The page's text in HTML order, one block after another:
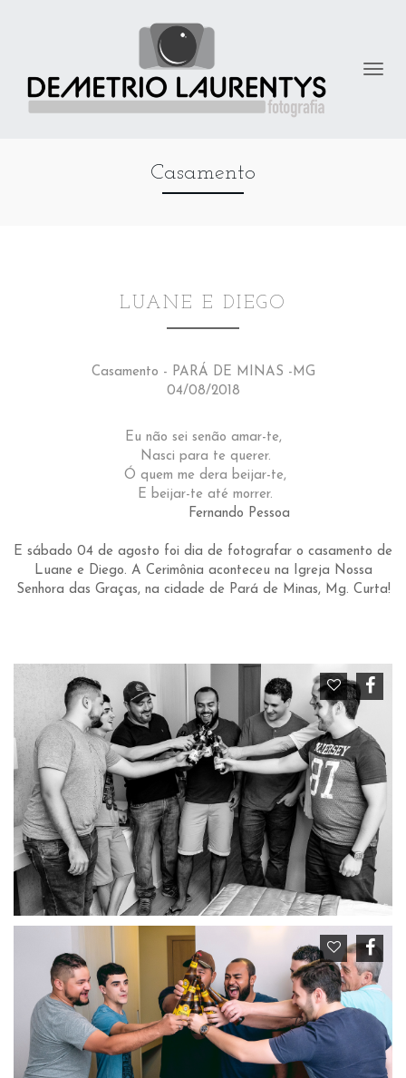
Casamento
LUANE E DIEGO
Casamento - PARÁ DE MINAS -MG
04/08/2018
Eu não sei senão amar-te,
Nasci para te querer.
Ó quem me dera beijar-te,
E beijar-te até morrer.
Fernando Pessoa
E sábado 04 de agosto foi dia de fotografar o casamento de
Luane e Diego. A Cerimônia aconteceu na Igreja Nossa
Senhora das Graças, na cidade de Pará de Minas, Mg. Curta!